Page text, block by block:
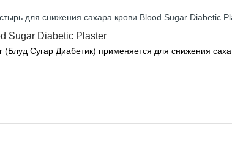
Sugar Diabetic Plaster
Сугар Диабетик) применяется для снижения саха..